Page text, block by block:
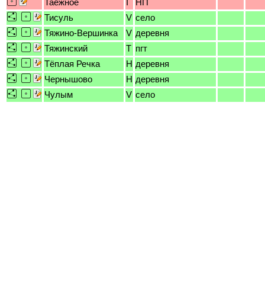
Тисуль
V село
Тяжино-Вершинка
V деревня
Тяжинский
T пгт
Тёплая Речка
H деревня
Чернышово
H деревня
Чулым
V село